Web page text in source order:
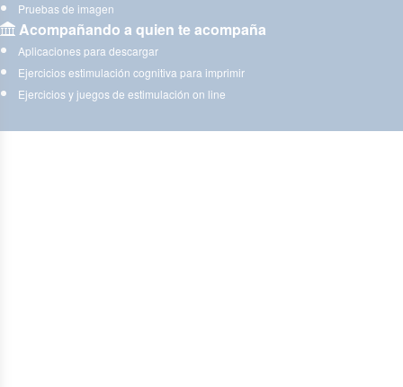
Pruebas de imagen
Acompañando a quien te acompaña
Aplicaciones para descargar
Ejercicios estimulación cognitiva para imprimir
Ejercicios y juegos de estimulación on line